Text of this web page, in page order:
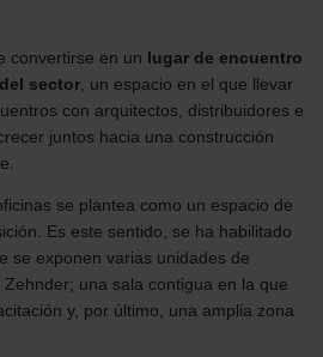
convertirse en un lugar de encuentro
sector , un espacio en el que llevar
con arquitectos, distribuidores e
juntos hacia una construcción
se plantea como un espacio de
Es este sentido, se ha habilitado
se exponen varias unidades de
una sala contigua en la que
y, por último, una amplia zona